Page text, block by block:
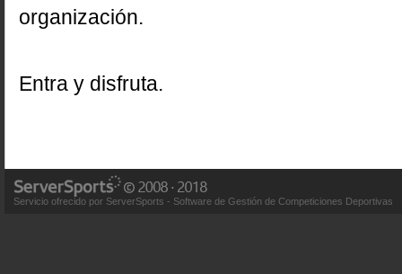
organización.
Entra y disfruta.
Servicio ofrecido por ServerSports - Software de Gestión de Competiciones Deportivas